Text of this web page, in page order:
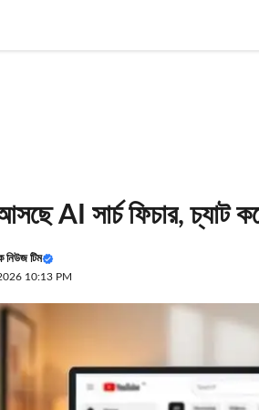
AI সার্চ ফিচার, চ্যাট
নিউজ টিম
10:13 PM